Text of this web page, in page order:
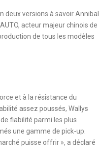
deux versions à savoir Annibal
acteur majeur chinois de
de tous les modèles
et à la résistance du
assez poussés, Wallys
fiabilité parmi les plus
une gamme de pick-up.
puisse offrir », a déclaré